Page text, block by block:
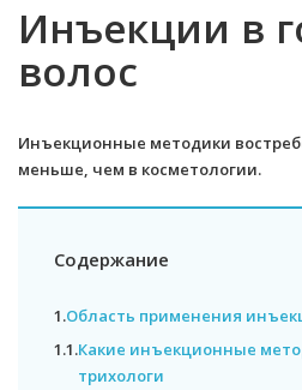
Инъекции в
волос
Инъекционные методики
меньше, чем в косметологии.
Содержание
1.Область применения
1.1.Какие инъекционные
трихологи